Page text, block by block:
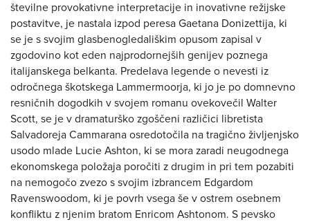
številne provokativne interpretacije in inovativne režijske
postavitve, je nastala izpod peresa Gaetana Donizettija, ki
se je s svojim glasbenogledališkim opusom zapisal v
zgodovino kot eden najprodornejših genijev poznega
italijanskega belkanta. Predelava legende o nevesti iz
odročnega škotskega Lammermoorja, ki jo je po domnevno
resničnih dogodkih v svojem romanu ovekovečil Walter
Scott, se je v dramaturško zgoščeni različici libretista
Salvadoreja Cammarana osredotočila na tragično življenjsko
usodo mlade Lucie Ashton, ki se mora zaradi neugodnega
ekonomskega položaja poročiti z drugim in pri tem pozabiti
na nemogočo zvezo s svojim izbrancem Edgardom
Ravenswoodom, ki je povrh vsega še v ostrem osebnem
konfliktu z njenim bratom Enricom Ashtonom. S pevsko